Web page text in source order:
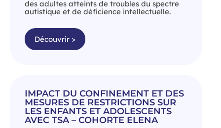
des adultes atteints de troubles du spectre
autistique et de déficience intellectuelle.
Découvrir >
IMPACT DU CONFINEMENT ET DES
MESURES DE RESTRICTIONS SUR
LES ENFANTS ET ADOLESCENTS
AVEC TSA – COHORTE ELENA